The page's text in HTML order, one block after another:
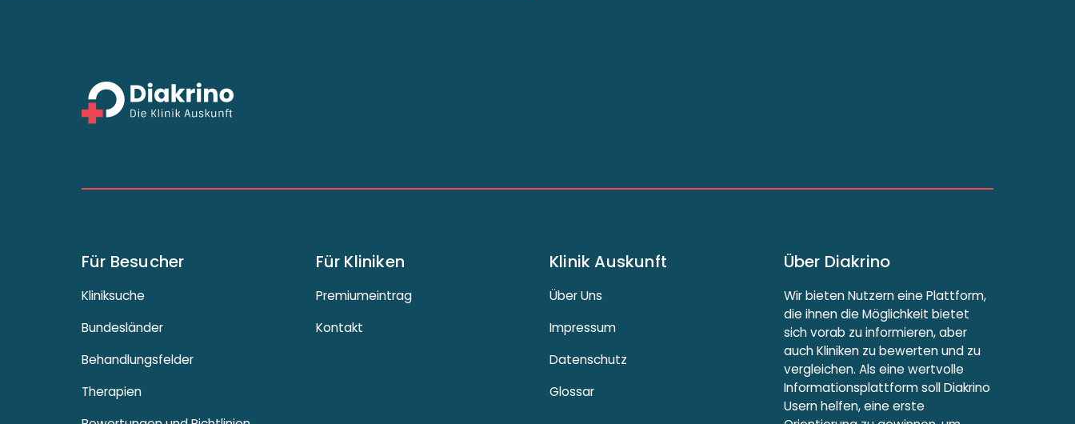
Für Besucher
Kliniksuche
Bundesländer
Behandlungsfelder
Therapien
Für Kliniken
Premiumeintrag
Kontakt
Klinik Auskunft
Über Uns
Impressum
Datenschutz
Glossar
Über Diakrino
Wir bieten Nutzern eine Plattform,
die ihnen die Möglichkeit bietet
sich vorab zu informieren, aber
auch Kliniken zu bewerten und zu
vergleichen. Als eine wertvolle
Informationsplattform soll Diakrino
Usern helfen, eine erste